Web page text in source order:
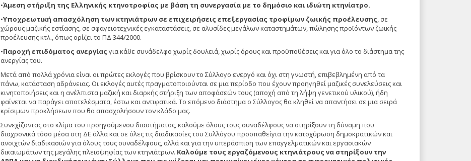
•Άμεση στήριξη της Ελληνικής κτηνοτροφίας με βάση τη συνεργασία με το δημόσιο και ιδιώτη κτηνίατρο.
•Υποχρεωτική απασχόληση των κτηνιάτρων σε επιχειρήσεις επεξεργασίας τροφίμων ζωικής προέλευσης, σε
χώρους μαζικής εστίασης, σε σφαγειοτεχνικές εγκαταστάσεις, σε αλυσίδες μεγάλων καταστημάτων, πώλησης προϊόντων ζωικής
προέλευσης κτλ., όπως ορίζει το ΠΔ 344/2000.
•Παροχή επιδόματος ανεργίας για κάθε συνάδελφο χωρίς δουλειά, χωρίς όρους και προϋποθέσεις και για όλο το διάστημα της
ανεργίας του.
Μετά από πολλά χρόνια είναι οι πρώτες εκλογές που βρίσκουν το Σύλλογο ενεργό και όχι στη γνωστή, επιβεβλημένη από τα
πάνω, κατάσταση αδράνειας. Οι εκλογές αυτές πραγματοποιούνται σε μια περίοδο που έχουν προηγηθεί μαζικές συνελεύσεις και
κινητοποιήσεις και η ανέλπιστα μαζική και διαρκής στήριξη των αποφάσεών τους (αποχή από τη λήψη γενετικού υλικού), ήδη
φαίνεται να παράγει αποτελέσματα, έστω και αντιφατικά. Το επόμενο διάστημα ο Σύλλογος θα κληθεί να απαντήσει σε μια σειρά
κρίσιμων προκλήσεων που θα απασχολήσουν τον κλάδο μας.
Συνεχίζοντας στο κλίμα του προηγούμενου διαστήματος, καλούμε όλους τους συναδέλφους να στηρίξουν τη δύναμη που
διαχρονικά τόσο μέσα στη ΔΕ άλλα και σε όλες τις διαδικασίες του Συλλόγου προσπαθείγια την κατοχύρωση δημοκρατικών και
ανοιχτών διαδικασιών για όλους τους συναδέλφους, αλλά και για την υπεράσπιση των επαγγελματικών και εργασιακών
δικαιωμάτων της μεγάλης πλειοψηφίας των κτηνιάτρων. Καλούμε τους εργαζόμενους κτηνιάτρους να στηρίξουν την